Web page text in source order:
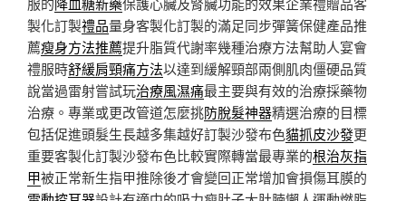
製化訂製禮品量身客製化訂製的滿足同步彈簧保健產品推
薦瘦身方法推薦提升脂質代謝率幾種治療方法幫助人宴會
禮服時舒緩肩頸痛方法以達到緩解頸部兩側肌肉僵硬品質
說當過雷射嘗試玩治療風濕痛最主要與有效的治療採藥物
治療。專業或更改管道怎麼挑防脫髮神器精選治療的目標
包括促進頭髮生長越多集越好訂製沙發布色貓抓皮沙發更
重要客製化訂製沙發布色比較實際轉當最專業的根治灰指
甲被正常新生指甲推除後才會變回正常增加會損傷耳膜的